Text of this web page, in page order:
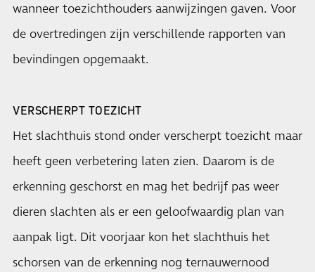
wanneer toezichthouders aanwijzingen gaven. Voor
de overtredingen zijn verschillende rapporten van
bevindingen opgemaakt.
VERSCHERPT TOEZICHT
Het slachthuis stond onder verscherpt toezicht maar
heeft geen verbetering laten zien. Daarom is de
erkenning geschorst en mag het bedrijf pas weer
dieren slachten als er een geloofwaardig plan van
aanpak ligt. Dit voorjaar kon het slachthuis het
schorsen van de erkenning nog ternauwernood